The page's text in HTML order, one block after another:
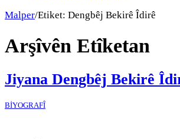
Malper/Etiket: Dengbêj Bekirê Îdirê
Arşîvên Etîketan
Jiyana Dengbêj Bekirê
BİYOGRAFÎ